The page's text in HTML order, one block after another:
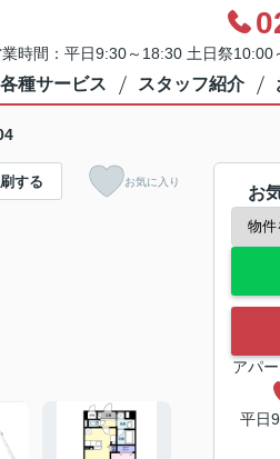
時間：平日9:30～18:30 土日祭
各種サービス スタッフ紹介
する お気に入り
お
アパ
平日